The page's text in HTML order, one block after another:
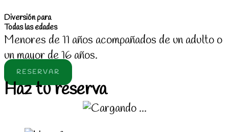
Diversión para
Todas las edades
Menores de 11 años acompañados de un adulto o
un mayor de 16 años.
RESERVAR
Haz tu reserva